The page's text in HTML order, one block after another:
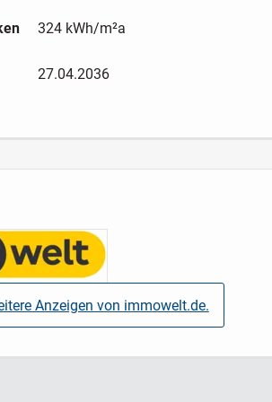
Gartengeräte in den zwei
im Obergeschoss.
324 kWh/m²a
27.04.2036
Anzeigen von immowelt.de.